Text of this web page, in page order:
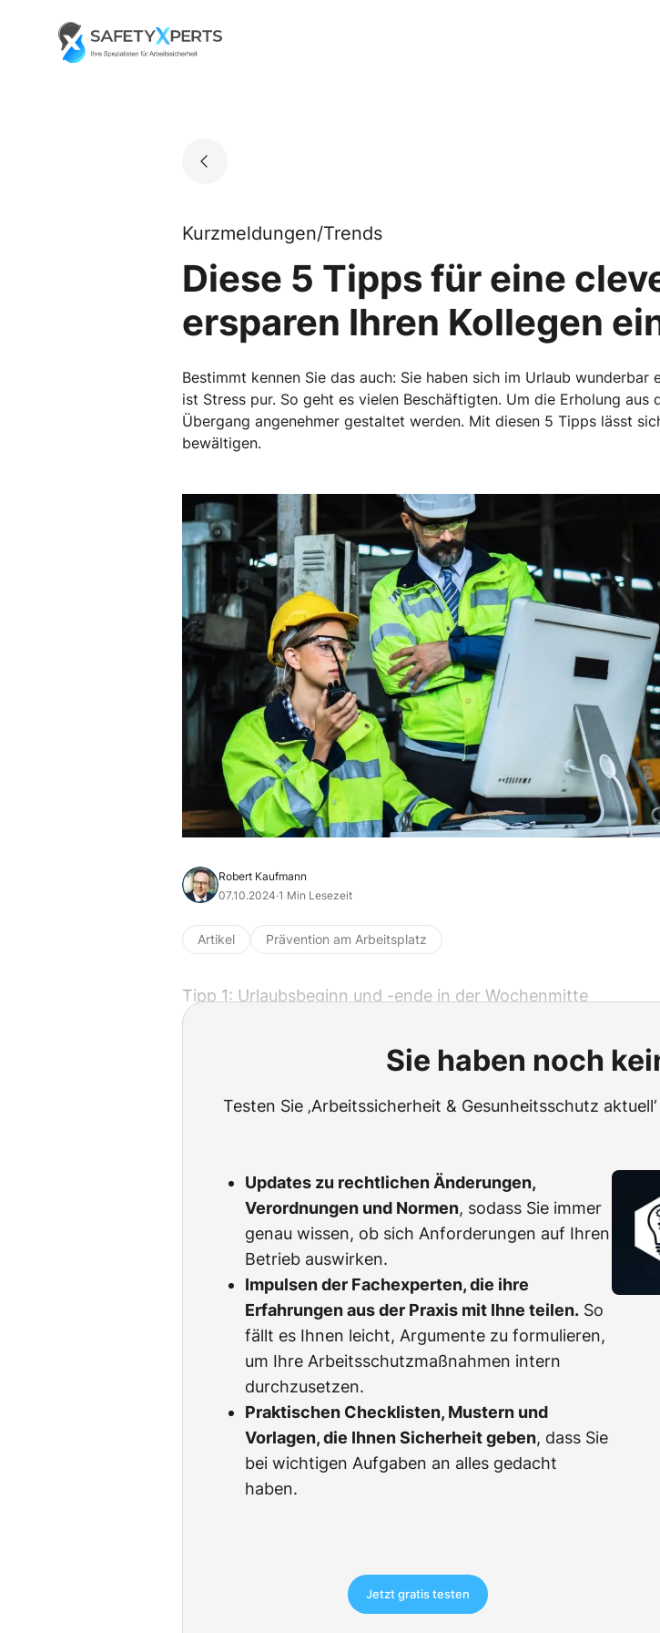
Go to landing page.
Kurzmeldungen/Trends
Diese 5 Tipps für eine
ersparen Ihren Kollegen
Bestimmt kennen Sie das auch: Sie haben sich im Urlaub
ist Stress pur. So geht es vielen Beschäftigten. Um die Erholung
Übergang angenehmer gestaltet werden. Mit diesen 5 Tipps lässt
bewältigen.
Robert Kaufmann
07.10.2024·1 Min Lesezeit
Artikel Prävention am Arbeitsplatz
Tipp 1: Urlaubsbeginn und -ende in der Wochenmitte
Sie haben noch
Testen Sie ‚Arbeitssicherheit & Gesunheitsschutz
Updates zu rechtlichen Änderungen,
Verordnungen und Normen, sodass Sie immer
genau wissen, ob sich Anforderungen auf Ihren
Betrieb auswirken.
Impulsen der Fachexperten, die ihre
Erfahrungen aus der Praxis mit Ihne teilen. So
fällt es Ihnen leicht, Argumente zu formulieren,
um Ihre Arbeitsschutzmaßnahmen intern
durchzusetzen.
Praktischen Checklisten, Mustern und
Vorlagen, die Ihnen Sicherheit geben, dass Sie
bei wichtigen Aufgaben an alles gedacht
haben.
Jetzt gratis testen